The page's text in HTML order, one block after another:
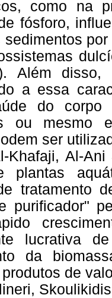
como na
fósforo,
sedimentos
Além disso,
a essa
do corpo
ou mesmo
ser
Khafaji, Al-
plantas
tratamento
purificador"
lucrativa
da
de